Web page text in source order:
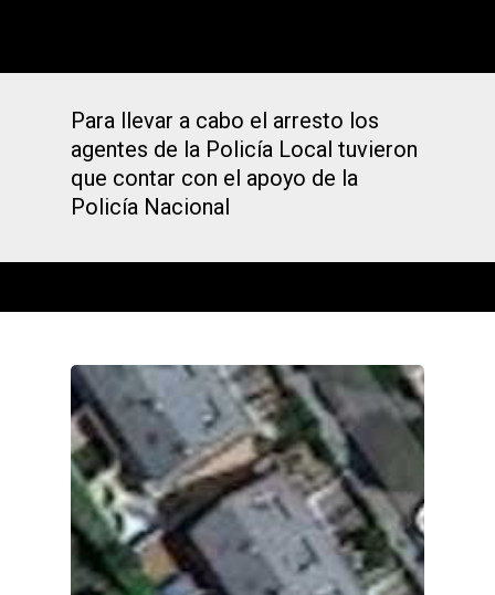
Para llevar a cabo el arresto los
agentes de la Policía Local tuvieron
que contar con el apoyo de la
Policía Nacional